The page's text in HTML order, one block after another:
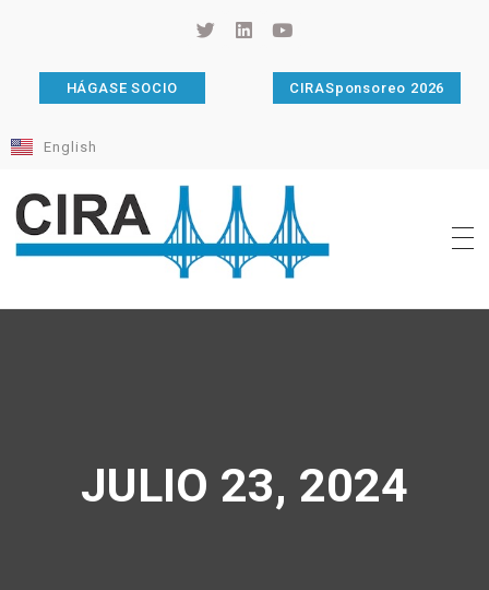
HÁGASE SOCIO CIRASponsoreo 2026
English
JULIO 23, 2024